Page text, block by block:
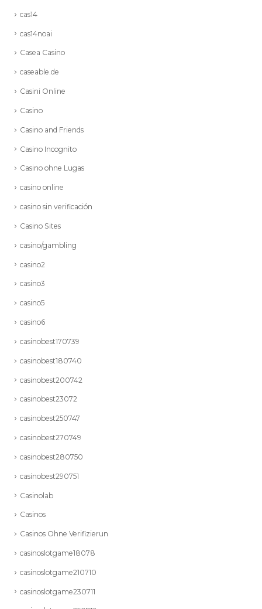
cas14
cas14noai
Casea Casino
caseable.de
Casini Online
Casino
Casino and Friends
Casino Incognito
Casino ohne Lugas
casino online
casino sin verificación
Casino Sites
casino/gambling
casino2
casino3
casino5
casino6
casinobest170739
casinobest180740
casinobest200742
casinobest23072
casinobest250747
casinobest270749
casinobest280750
casinobest290751
Casinolab
Casinos
Casinos Ohne Verifizierun
casinoslotgame18078
casinoslotgame210710
casinoslotgame230711